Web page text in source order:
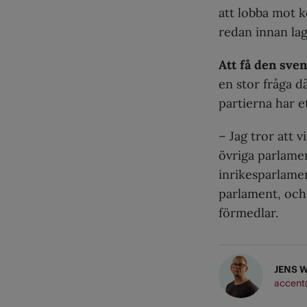
att lobba mot
redan innan
Att få den
en stor fråga
partierna har
– Jag tror att
övriga
parlament,
förmedlar.
JENS